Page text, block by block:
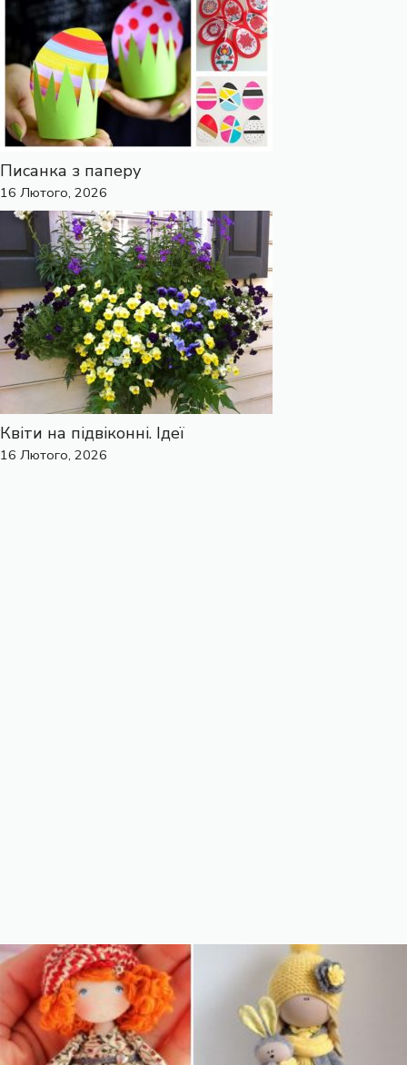
Писанка з паперу
16 Лютого, 2026
Квіти на підвіконні. Ідеї
16 Лютого, 2026